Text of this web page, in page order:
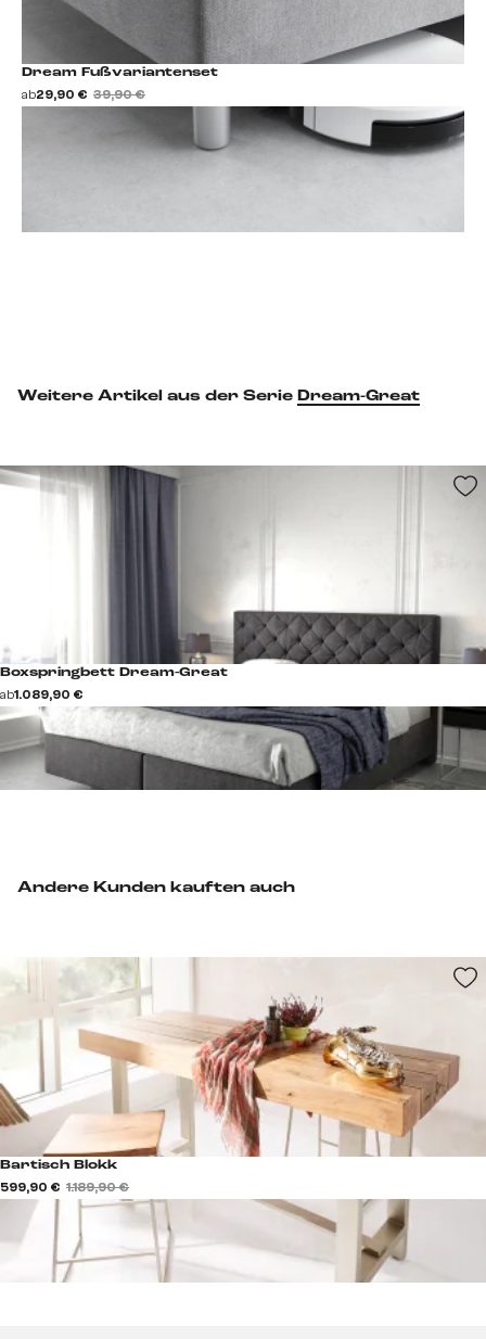
Dream Fußvariantenset
ab29,90 € 39,90 €
Fußset hinzufügen
Andere Kunden kauften auch
Bartisch Blokk
599,90 € 1.189,90 €
Weitere Artikel aus der Serie Dream-Great
Boxspringbett Dream-Great
ab1.089,90 €